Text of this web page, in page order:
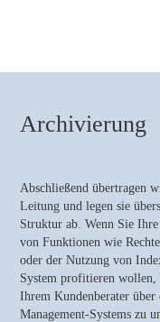
Archivierung
Abschließend übertragen
Leitung und legen sie
Struktur ab. Wenn Sie
von Funktionen wie
oder der Nutzung von
System profitieren
Ihrem Kundenberater über
Management-Systems zu